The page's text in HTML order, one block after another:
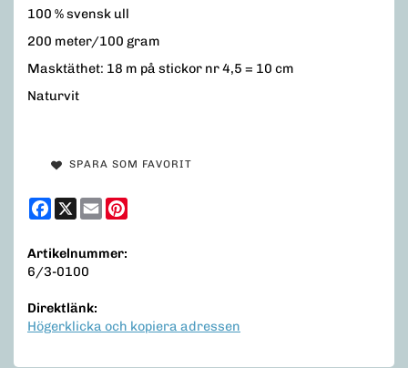
100 % svensk ull
200 meter/100 gram
Masktäthet: 18 m på stickor nr 4,5 = 10 cm
Naturvit
SPARA SOM FAVORIT
Facebook
X Email
Artikelnummer:
6/3-0100
Direktlänk:
Högerklicka och kopiera adressen